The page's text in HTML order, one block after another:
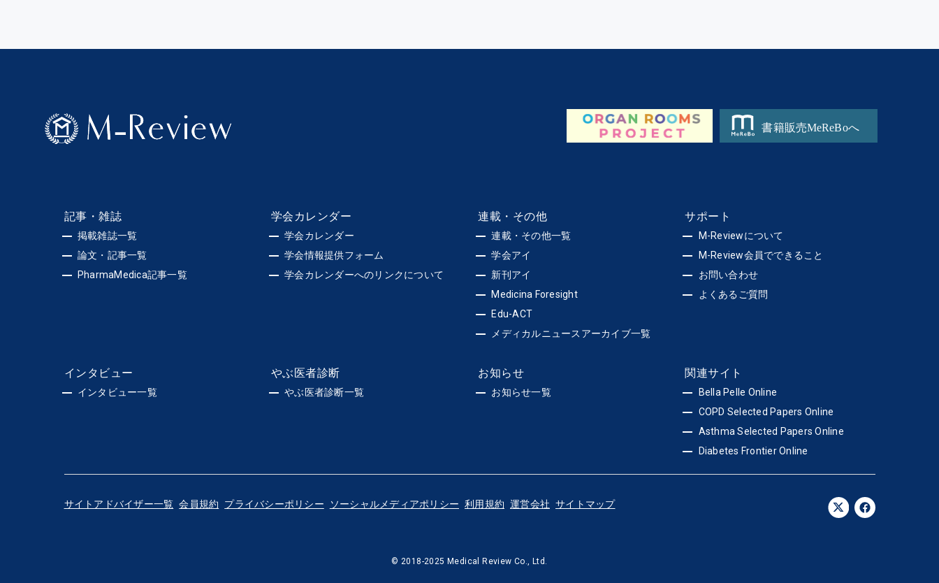
記事・雑誌
掲載雑誌一覧
論文・記事一覧
PharmaMedica記事一覧
学会カレンダー
学会カレンダー
学会情報提供フォーム
学会カレンダーへのリンクについて
連載・その他
連載・その他一覧
学会アイ
新刊アイ
Medicina Foresight
Edu-ACT
メディカルニュースアーカイブ一覧
サポート
M-Reviewについて
M-Review会員でできること
お問い合わせ
よくあるご質問
インタビュー
インタビュー一覧
やぶ医者診断
やぶ医者診断一覧
お知らせ
お知らせ一覧
関連サイト
Bella Pelle Online
COPD Selected Papers Online
Asthma Selected Papers Online
Diabetes Frontier Online
サイトアドバイザー一覧 会員規約 プライバシーポリシー ソーシャルメディアポリシー 利用規約 運営会社 サイトマップ
© 2018-2025 Medical Review Co., Ltd.